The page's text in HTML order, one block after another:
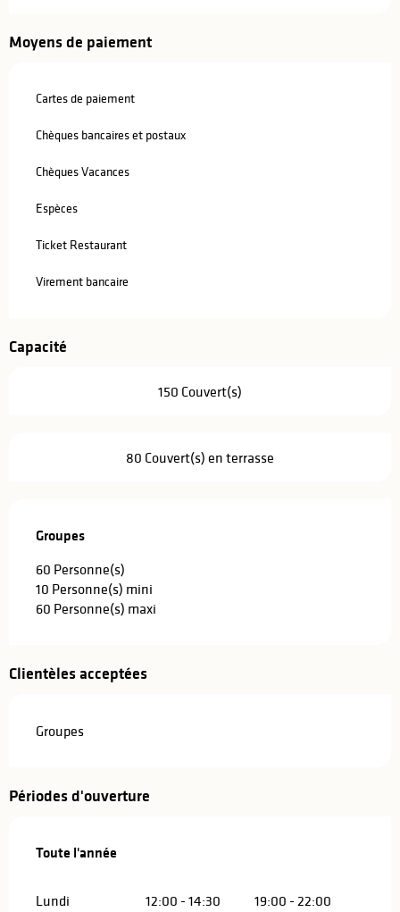
Moyens de paiement
Cartes de paiement
Chèques bancaires et postaux
Chèques Vacances
Espèces
Ticket Restaurant
Virement bancaire
Capacité
150 Couvert(s)
80 Couvert(s) en terrasse
Groupes
Groupes
60 Personne(s)
10 Personne(s) mini
60 Personne(s) maxi
Clientèles acceptées
Groupes
Périodes d'ouverture
Toute l'année
Toute l'année
Lundi 12:00 - 14:30 19:00 - 22:00